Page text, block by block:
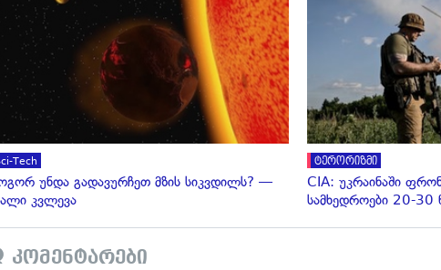
Tech
უნდა გადავურჩეთ მზის სიკვდილს? —
კვლევა
ტერორიზმი
CIA: უკრაინაში
სამხედროები 20-30
კომენტარები